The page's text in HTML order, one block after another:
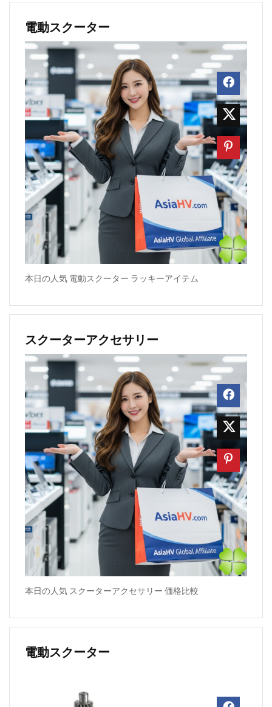
電動スクーター
本日の人気 電動スクーター ラッキーアイテム
スクーターアクセサリー
本日の人気 スクーターアクセサリー 価格比較
電動スクーター